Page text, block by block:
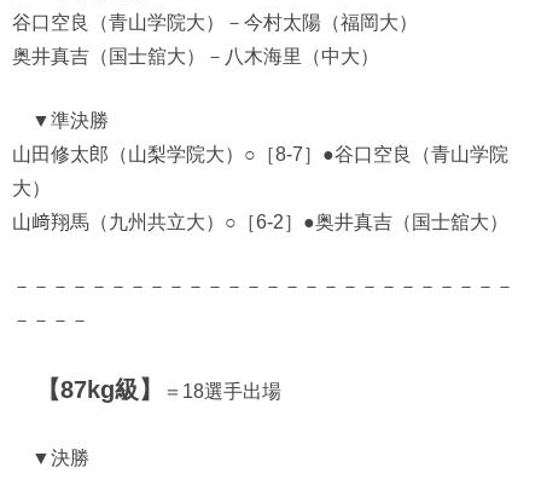
谷口空良（青山学院大）－今村太陽（福岡大）
奥井真吉（国士舘大）－八木海里（中大）
▼準決勝
山田修太郎（山梨学院大）○［8-7］●谷口空良（青山学院
大）
山﨑翔馬（九州共立大）○［6-2］●奥井真吉（国士舘大）
－－－－－－－－－－－－－－－－－－－－－－－－－－
－－－－
【87kg級】 ＝18選手出場
▼決勝